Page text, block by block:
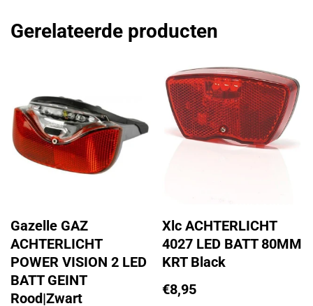
Gerelateerde producten
Gazelle GAZ
ACHTERLICHT
POWER VISION 2 LED
BATT GEINT
Rood|Zwart
Xlc ACHTERLICHT
4027 LED BATT 80MM
KRT Black
€8,95